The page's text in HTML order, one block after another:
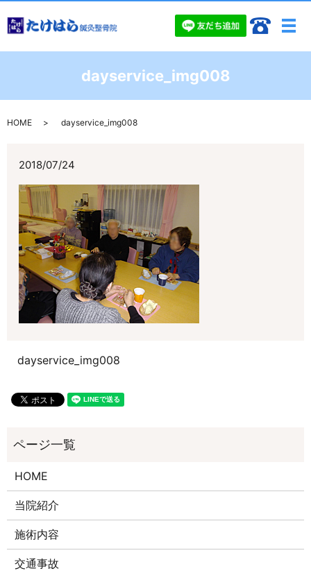
メ
dayservice_img008
HOME dayservice_img008
2018/07/24
dayservice_img008
HOME
当院紹介
施術内容
交通事故